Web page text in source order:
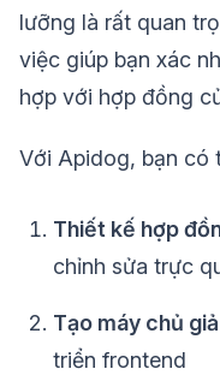
lưỡng là rất quan
việc giúp bạn xác
hợp với hợp đồng
Với Apidog, bạn có
Thiết kế hợp
chỉnh sửa trực
Tạo máy chủ
triển frontend